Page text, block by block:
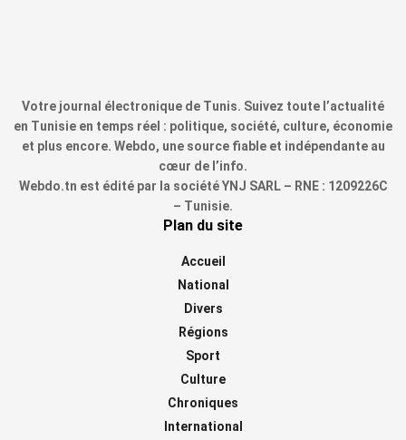
Votre journal électronique de Tunis. Suivez toute l’actualité
en Tunisie en temps réel : politique, société, culture, économie
et plus encore. Webdo, une source fiable et indépendante au
cœur de l’info.
Webdo.tn est édité par la société YNJ SARL – RNE : 1209226C
– Tunisie.
Plan du site
Accueil
National
Divers
Régions
Sport
Culture
Chroniques
International